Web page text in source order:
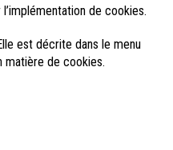
de cookies.
est décrite dans le menu
matière de cookies.